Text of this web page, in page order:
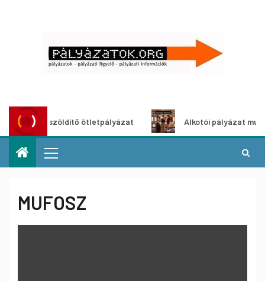
Városzöldítő ötletpályázat Alkotói pályázat
MUFOSZ